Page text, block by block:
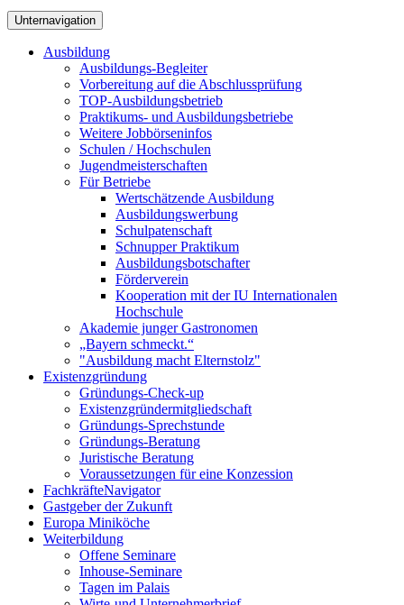
Unternavigation
Ausbildung
Ausbildungs-Begleiter
Vorbereitung auf die Abschlussprüfung
TOP-Ausbildungsbetrieb
Praktikums- und Ausbildungsbetriebe
Weitere Jobbörseninfos
Schulen / Hochschulen
Jugendmeisterschaften
Für Betriebe
Wertschätzende Ausbildung
Ausbildungswerbung
Schulpatenschaft
Schnupper Praktikum
Ausbildungsbotschafter
Förderverein
Kooperation mit der IU Internationalen
Hochschule
Akademie junger Gastronomen
„Bayern schmeckt.“
"Ausbildung macht Elternstolz"
Existenzgründung
Gründungs-Check-up
Existenzgründermitgliedschaft
Gründungs-Sprechstunde
Gründungs-Beratung
Juristische Beratung
Voraussetzungen für eine Konzession
FachkräfteNavigator
Gastgeber der Zukunft
Europa Miniköche
Weiterbildung
Offene Seminare
Inhouse-Seminare
Tagen im Palais